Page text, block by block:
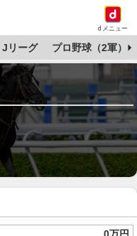
dメニュー
Jリーグ プロ野球（2軍）